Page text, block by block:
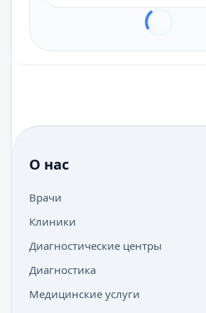
О нас
Врачи
Клиники
Диагностические центры
Диагностика
Медицинские услуги